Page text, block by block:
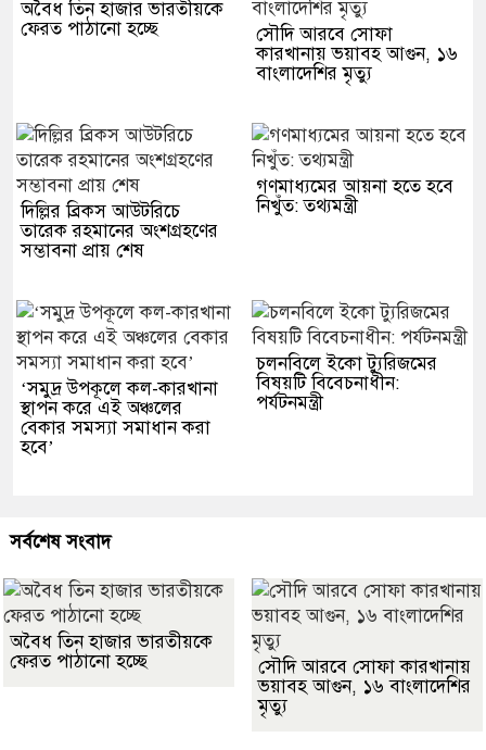
অবৈধ তিন হাজার ভারতীয়কে
ফেরত পাঠানো হচ্ছে
সৌদি আরবে সোফা
কারখানায় ভয়াবহ আগুন, ১৬
বাংলাদেশির মৃত্যু
দিল্লির ব্রিকস আউটরিচে
তারেক রহমানের অংশগ্রহণের
সম্ভাবনা প্রায় শেষ
গণমাধ্যমের আয়না হতে হবে
নিখুঁত: তথ্যমন্ত্রী
‘সমুদ্র উপকূলে কল-কারখানা
স্থাপন করে এই অঞ্চলের
বেকার সমস্যা সমাধান করা
হবে’
চলনবিলে ইকো ট্যুরিজমের
বিষয়টি বিবেচনাধীন:
পর্যটনমন্ত্রী
সর্বশেষ সংবাদ
অবৈধ তিন হাজার ভারতীয়কে
ফেরত পাঠানো হচ্ছে
সৌদি আরবে সোফা কারখানায়
ভয়াবহ আগুন, ১৬ বাংলাদেশির
মৃত্যু